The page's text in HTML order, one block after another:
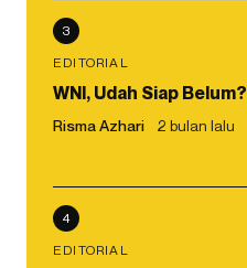
3
EDITORIAL
WNI, Udah Siap Belum?
Risma Azhari 2 bulan lalu
4
EDITORIAL